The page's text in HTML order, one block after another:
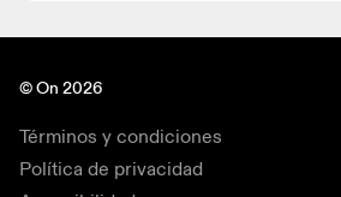
© On 2026
Términos y condiciones
Política de privacidad